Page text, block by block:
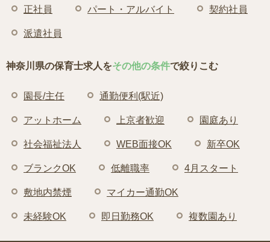
正社員 パート・アルバイト 契約社員
派遣社員
神奈川県の保育士求人をその他の条件で絞りこむ
園長/主任 通勤便利(駅近)
アットホーム 上京者歓迎 園庭あり
社会福祉法人 WEB面接OK 新卒OK
ブランクOK 低離職率 4月スタート
敷地内禁煙 マイカー通勤OK
未経験OK 即日勤務OK 複数園あり